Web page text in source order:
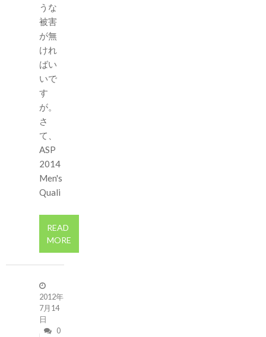
うな
被害
が無
けれ
ばい
いで
す
が。
さ
て、
ASP
2014
Men's
Quali
READ
MORE
2012年
7月14
日
0